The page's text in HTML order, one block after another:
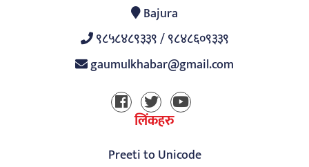
Bajura
९८५८४८९३३९ / ९८४८६०९३३९
gaumulkhabar@gmail.com
लिंकहरु
Preeti to Unicode